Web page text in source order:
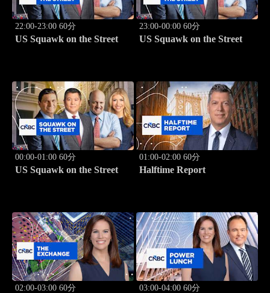
22:00-23:00 60分
US Squawk on the Street
23:00-00:00 60分
US Squawk on the Street
00:00-01:00 60分
US Squawk on the Street
01:00-02:00 60分
Halftime Report
02:00-03:00 60分 03:00-04:00 60分